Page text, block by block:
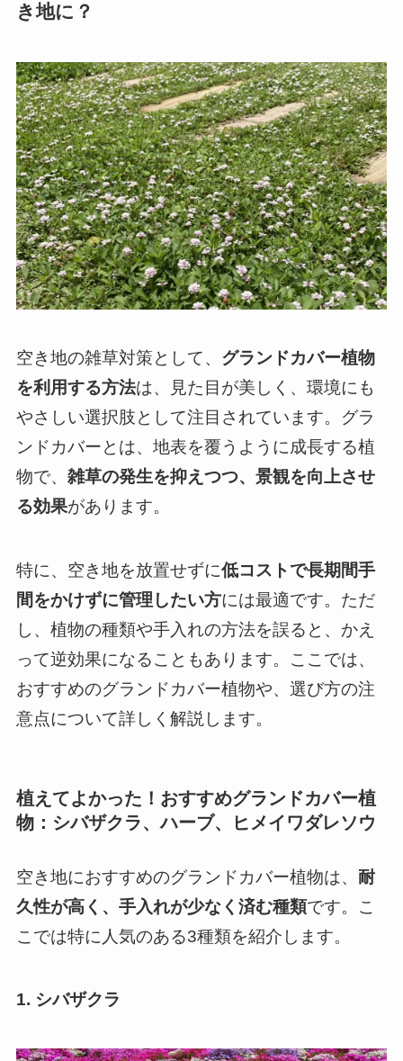
き地に？
空き地の雑草対策として、 グランドカバー植物
を利用する方法は、見た目が美しく、環境にも
やさしい選択肢として注目されています。グラ
ンドカバーとは、地表を覆うように成長する植
物で、 雑草の発生を抑えつつ、景観を向上させ
る効果があります。
特に、空き地を放置せずに低コストで長期間手
間をかけずに管理したい方には最適です。ただ
し、植物の種類や手入れの方法を誤ると、かえ
って逆効果になることもあります。ここでは、
おすすめのグランドカバー植物や、選び方の注
意点について詳しく解説します。
植えてよかった！おすすめグランドカバー植
物：シバザクラ、ハーブ、ヒメイワダレソウ
空き地におすすめのグランドカバー植物は、 耐
久性が高く、手入れが少なく済む種類です。こ
こでは特に人気のある3種類を紹介します。
1. シバザクラ